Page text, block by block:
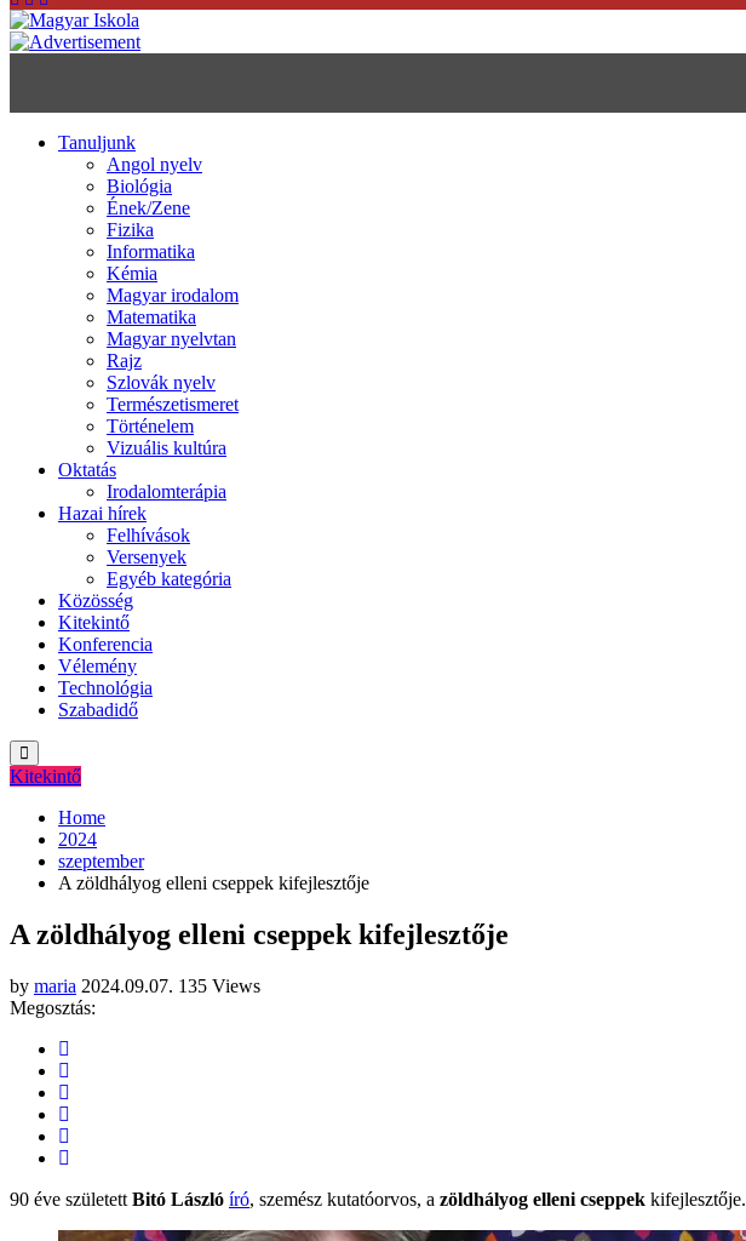
Tanuljunk
Angol nyelv
Biológia
Ének/Zene
Fizika
Informatika
Kémia
Magyar irodalom
Matematika
Magyar nyelvtan
Rajz
Szlovák nyelv
Természetismeret
Történelem
Vizuális kultúra
Oktatás
Irodalomterápia
Hazai hírek
Felhívások
Versenyek
Egyéb kategória
Közösség
Kitekintő
Konferencia
Vélemény
Technológia
Szabadidő
Kitekintő
Home
2024
szeptember
A zöldhályog elleni cseppek kifejlesztője
A zöldhályog elleni cseppek kifejlesztője
by maria 2024.09.07. 135 Views
Megosztás:
90 éve született Bitó László író, szemész kutatóorvos, a zöldhályog elleni cseppek kifejlesztője.